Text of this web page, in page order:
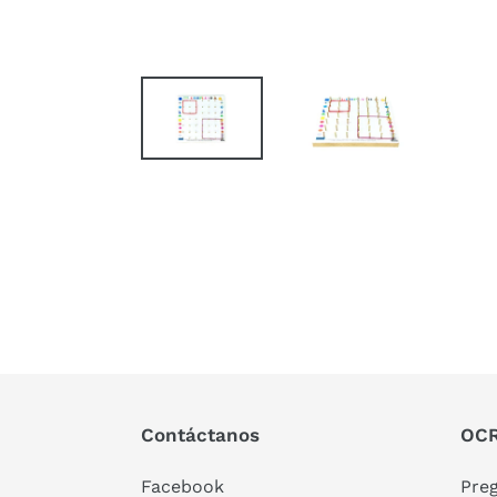
Contáctanos
Facebook